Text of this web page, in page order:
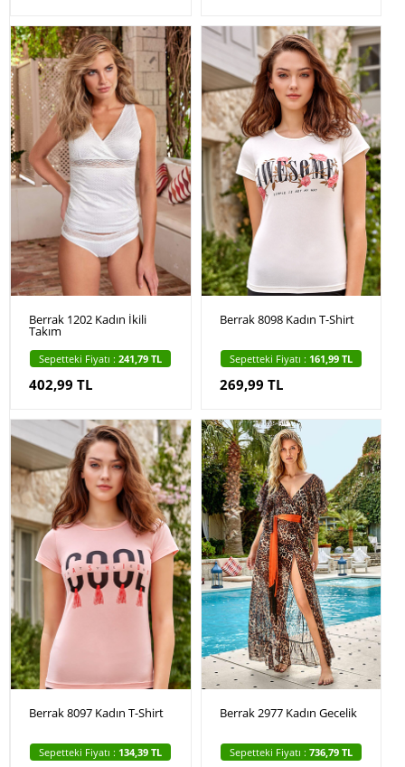
Berrak 1202 Kadın İkili
Takım
Sepetteki Fiyatı :241,79 TL
402,99 TL
Berrak 8098 Kadın T-Shirt
Sepetteki Fiyatı : 161,99 TL
269,99 TL
Berrak 8097 Kadın T-Shirt
Sepetteki Fiyatı : 134,39 TL
Berrak 2977 Kadın Gecelik
Sepetteki Fiyatı :736,79 TL